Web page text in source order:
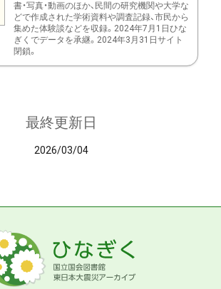
書・写真・動画のほか、民間の研究機関や大学な
どで作成された学術資料や調査記録、市民から
集めた体験談などを収録。2024年7月1日ひな
ぎくでデータを承継。2024年3月31日サイト
閉鎖。
最終更新日
2026/03/04